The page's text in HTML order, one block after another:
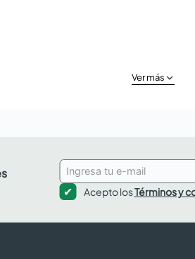
Ver más
Acepto losTérminos y